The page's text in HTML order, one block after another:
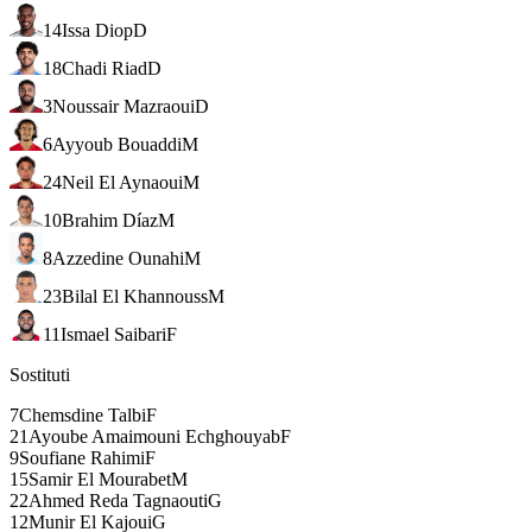
14Issa DiopD
18Chadi RiadD
3Noussair MazraouiD
6Ayyoub BouaddiM
24Neil El AynaouiM
10Brahim DíazM
8Azzedine OunahiM
23Bilal El KhannoussM
11Ismael SaibariF
Sostituti
7Chemsdine TalbiF
21 Ayoube Amaimouni EchghouyabF
9Soufiane RahimiF
15Samir El MourabetM
22Ahmed Reda TagnaoutiG
12Munir El KajouiG